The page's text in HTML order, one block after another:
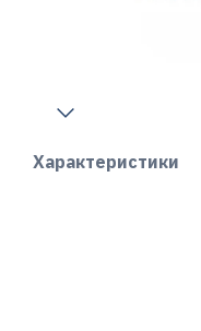
Характеристики